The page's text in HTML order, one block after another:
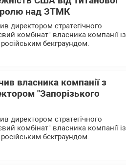
над ЗТМК
директором стратегічного
комбінат" власника компанії із
бекграундом.
власника компанії з
"Запорізького
директором стратегічного
комбінат" власника компанії із
бекграундом.